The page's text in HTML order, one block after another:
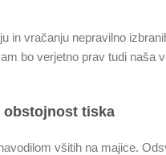
in vračanju nepravilno
bo verjetno prav tudi naša
obstojnost tiska
všitih na majice.